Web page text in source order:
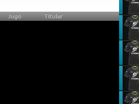
Jugó Titular